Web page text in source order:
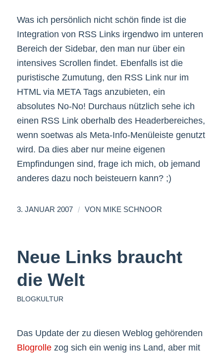
Was ich persönlich nicht schön finde ist die
Integration von RSS Links irgendwo im unteren
Bereich der Sidebar, den man nur über ein
intensives Scrollen findet. Ebenfalls ist die
puristische Zumutung, den RSS Link nur im
HTML via META Tags anzubieten, ein
absolutes No-No! Durchaus nützlich sehe ich
einen RSS Link oberhalb des Headerbereiches,
wenn soetwas als Meta-Info-Menüleiste genutzt
wird. Da dies aber nur meine eigenen
Empfindungen sind, frage ich mich, ob jemand
anderes dazu noch beisteuern kann? ;)
3. JANUAR 2007 / VON MIKE SCHNOOR
Neue Links braucht
die Welt
BLOGKULTUR
Das Update der zu diesen Weblog gehörenden
Blogrollezog sich ein wenig ins Land, aber mit